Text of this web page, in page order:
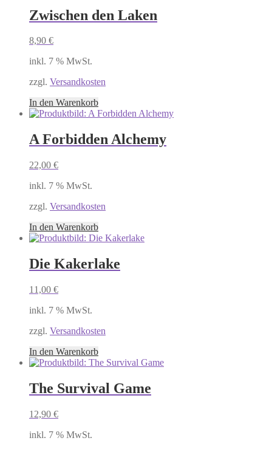
Zwischen den Laken
8,90 €
inkl. 7 % MwSt.
zzgl. Versandkosten
In den Warenkorb
A Forbidden Alchemy
22,00 €
inkl. 7 % MwSt.
zzgl. Versandkosten
In den Warenkorb
Die Kakerlake
11,00 €
inkl. 7 % MwSt.
zzgl. Versandkosten
In den Warenkorb
The Survival Game
12,90 €
inkl. 7 % MwSt.